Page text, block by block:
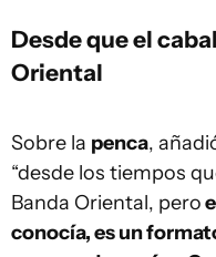
Desde que el
Oriental
Sobre la penca,
“desde los tiempos
Banda Oriental, pero
conocía, es un